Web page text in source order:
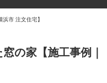
市 注文住宅】
の家【施工事例｜